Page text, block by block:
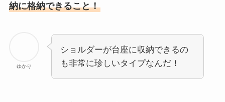
納に格納できること！
ゆかり
ショルダーが台座に収納できるの
も非常に珍しいタイプなんだ！